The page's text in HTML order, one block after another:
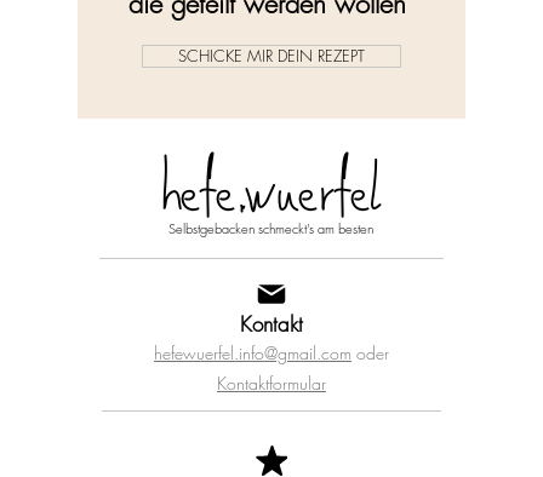
SCHICKE MIR DEIN REZEPT
hefe.wuerfel
Selbstgebacken schmeckt's am besten
Kontakt
hefewuerfel.info@gmail.com oder
Kontaktformular